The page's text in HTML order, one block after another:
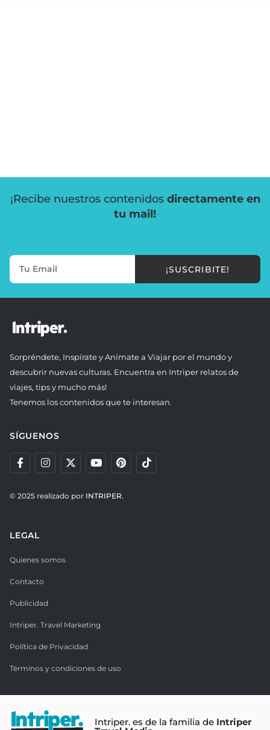
¡Recibe nuestros contenidos directamente en
tu mail!
¡SUSCRIBITE!
Sorpréndete, Inspírate y Anímate a Viajar por el mundo y
descubrir nuevas culturas. Encuentra en Intriper relatos de
viajes, tips y mucho más!
Tenemos los contenidos que te interesan.
SÍGUENOS
© 2025 realizado por INTRIPER.
LEGAL
Quienes somos
Contacto
Publicidad
Intriper. Travel Marketing
Política de Privacidad
Términos y condiciones de uso
Intriper. es de la familia de Intriper